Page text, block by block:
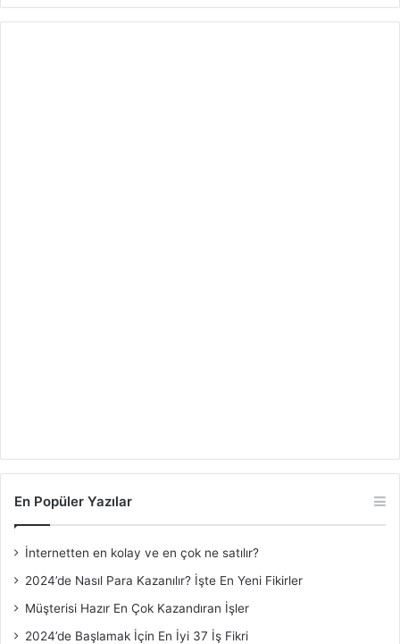
En Popüler Yazılar
İnternetten en kolay ve en çok ne satılır?
2024’de Nasıl Para Kazanılır? İşte En Yeni Fikirler
Müşterisi Hazır En Çok Kazandıran İşler
2024’de Başlamak İçin En İyi 37 İş Fikri